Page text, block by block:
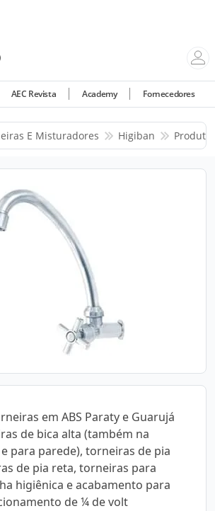
AEC Revista Academy Fornecedores
E Misturadores Higiban
em ABS Paraty e Guarujá
de bica alta (também na
para parede), torneiras de pia
de pia reta, torneiras para
higiênica e acabamento para
de ¼ de volt